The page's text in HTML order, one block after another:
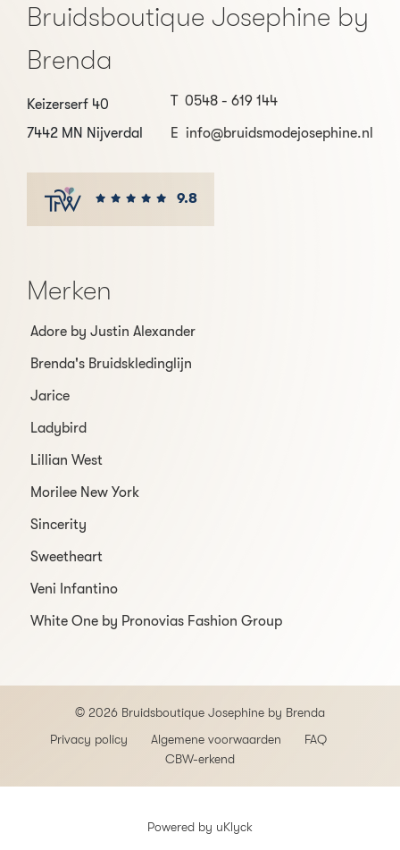
Bruidsboutique Josephine by
Brenda
Keizerserf 40
7442 MN Nijverdal
T 0548 - 619 144
E info@bruidsmodejosephine.nl
9.8
Merken
Adore by Justin Alexander
Brenda's Bruidskledinglijn
Jarice
Ladybird
Lillian West
Morilee New York
Sincerity
Sweetheart
Veni Infantino
White One by Pronovias Fashion Group
© 2026 Bruidsboutique Josephine by Brenda
Privacy policy
Algemene voorwaarden
FAQ
CBW-erkend
Powered by uKlyck